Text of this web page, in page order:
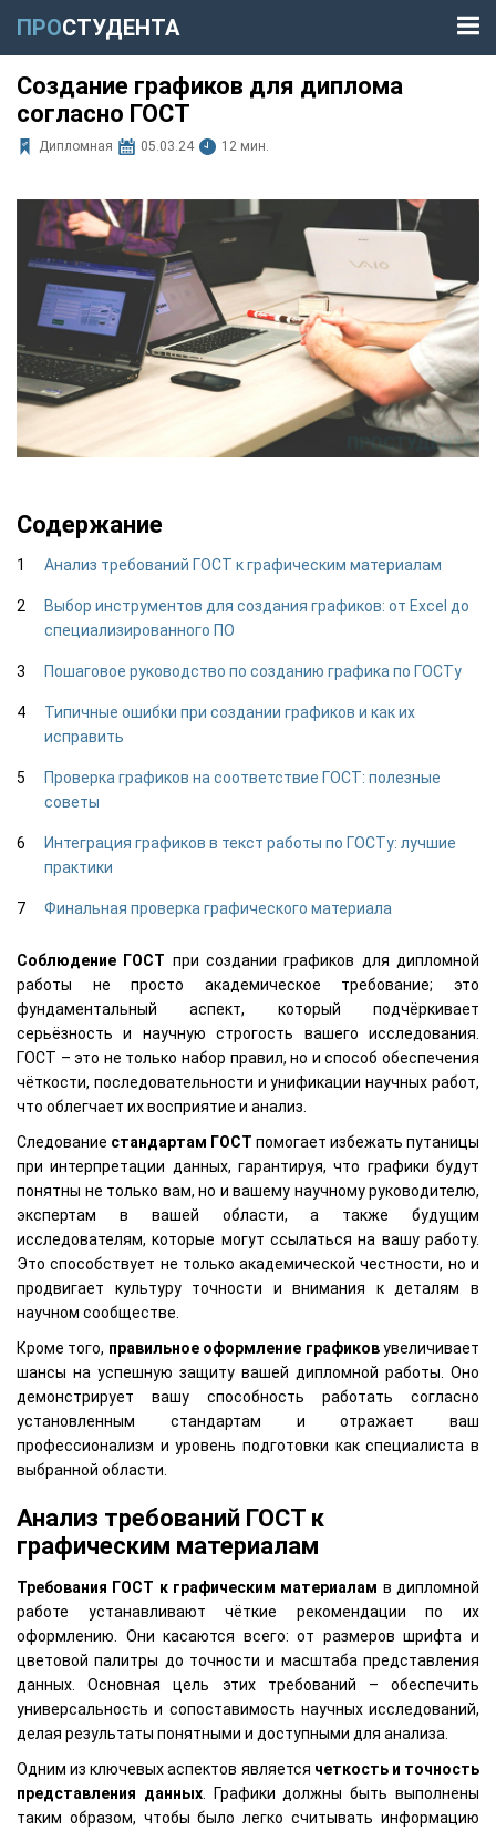
ПРОСТУДЕНТА
Создание графиков для диплома
согласно ГОСТ
Дипломная 05.03.24 12 мин.
Содержание
Анализ требований ГОСТ к графическим материалам
Выбор инструментов для создания графиков: от Excel до
специализированного ПО
Пошаговое руководство по созданию графика по ГОСТу
Типичные ошибки при создании графиков и как их
исправить
Проверка графиков на соответствие ГОСТ: полезные
советы
Интеграция графиков в текст работы по ГОСТу: лучшие
практики
Финальная проверка графического материала
Соблюдение ГОСТ при создании графиков для дипломной
работы не просто академическое требование; это
фундаментальный аспект, который подчёркивает
серьёзность и научную строгость вашего исследования.
ГОСТ – это не только набор правил, но и способ обеспечения
чёткости, последовательности и унификации научных работ,
что облегчает их восприятие и анализ.
Следование стандартам ГОСТ помогает избежать путаницы
при интерпретации данных, гарантируя, что графики будут
понятны не только вам, но и вашему научному руководителю,
экспертам в вашей области, а также будущим
исследователям, которые могут ссылаться на вашу работу.
Это способствует не только академической честности, но и
продвигает культуру точности и внимания к деталям в
научном сообществе.
Кроме того, правильное оформление графиковувеличивает
шансы на успешную защиту вашей дипломной работы. Оно
демонстрирует вашу способность работать согласно
установленным стандартам и отражает ваш
профессионализм и уровень подготовки как специалиста в
выбранной области.
Анализ требований ГОСТ к
графическим материалам
Требования ГОСТ к графическим материалам в дипломной
работе устанавливают чёткие рекомендации по их
оформлению. Они касаются всего: от размеров шрифта и
цветовой палитры до точности и масштаба представления
данных. Основная цель этих требований – обеспечить
универсальность и сопоставимость научных исследований,
делая результаты понятными и доступными для анализа.
Одним из ключевых аспектов является четкость и точность
представления данных. Графики должны быть выполнены
таким образом, чтобы было легко считывать информацию